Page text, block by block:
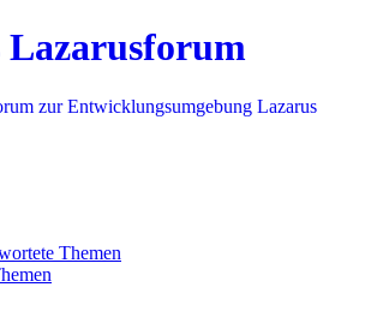
Lazarusforum
zur Entwicklungsumgebung Lazarus
Themen